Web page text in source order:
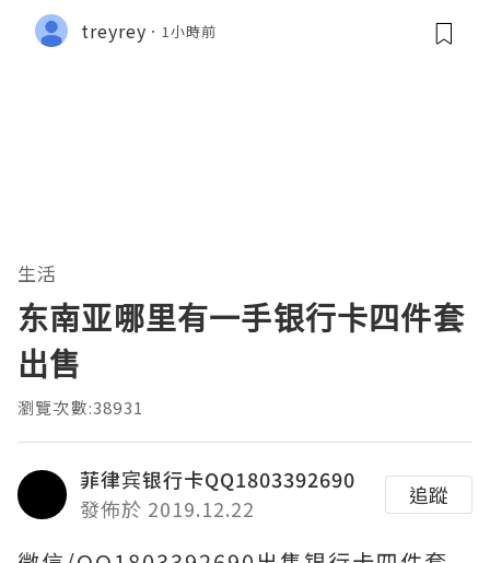
treyrey 1小時前
生活
东南亚哪里有一手银行卡四件套
出售
瀏覽次數:38931
菲律宾银行卡QQ1803392690
發佈於 2019.12.22
追蹤